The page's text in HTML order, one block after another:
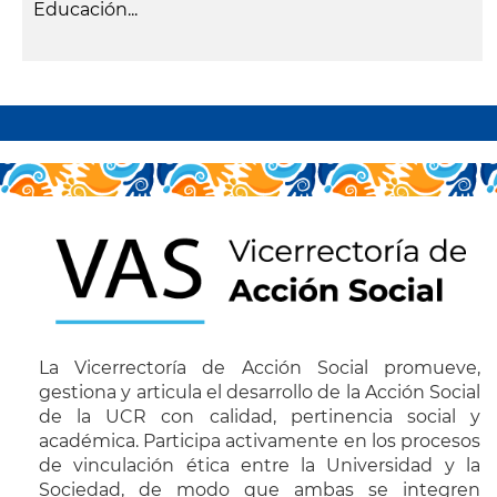
Educación...
La Vicerrectoría de Acción Social promueve,
gestiona y articula el desarrollo de la Acción Social
de la UCR con calidad, pertinencia social y
académica. Participa activamente en los procesos
de vinculación ética entre la Universidad y la
Sociedad, de modo que ambas se integren